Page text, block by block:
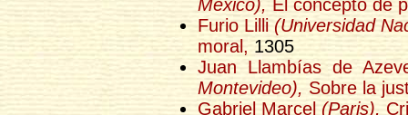
México),El concepto de
Furio Lilli(Universidad
moral, 1305
Juan Llambías de
Montevideo), Sobre la
Gabriel Marcel (Paris),